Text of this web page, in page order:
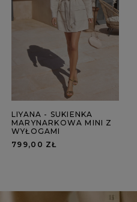
LIYANA - SUKIENKA
MARYNARKOWA MINI Z
WYŁOGAMI
799,00 ZŁ